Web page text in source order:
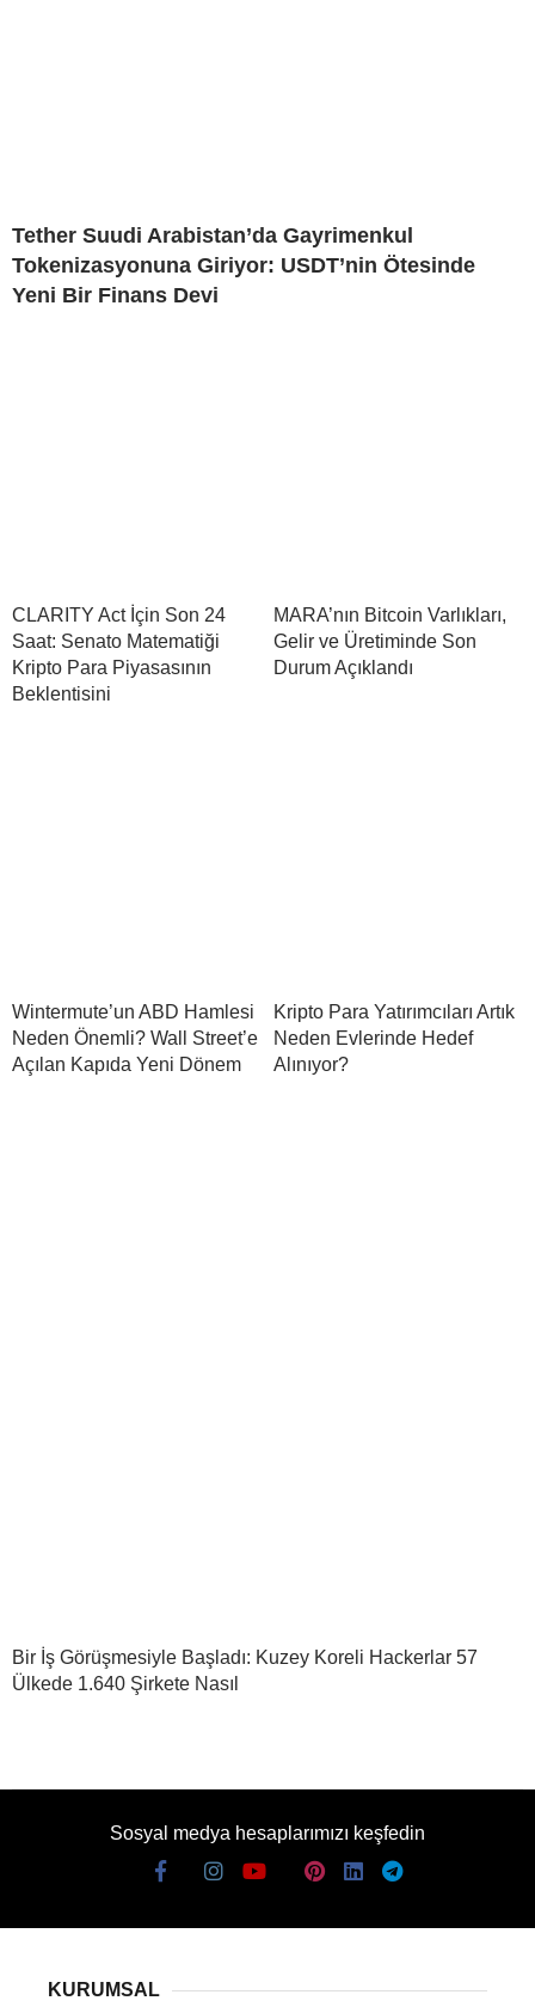
Tether Suudi Arabistan’da Gayrimenkul
Tokenizasyonuna Giriyor: USDT’nin Ötesinde
Yeni Bir Finans Devi
CLARITY Act İçin Son 24
Saat: Senato Matematiği
Kripto Para Piyasasının
Beklentisini
MARA’nın Bitcoin Varlıkları,
Gelir ve Üretiminde Son
Durum Açıklandı
Wintermute’un ABD Hamlesi
Neden Önemli? Wall Street’e
Açılan Kapıda Yeni Dönem
Kripto Para Yatırımcıları Artık
Neden Evlerinde Hedef
Alınıyor?
Bir İş Görüşmesiyle Başladı: Kuzey Koreli Hackerlar 57
Ülkede 1.640 Şirkete Nasıl
Sosyal medya hesaplarımızı keşfedin
KURUMSAL